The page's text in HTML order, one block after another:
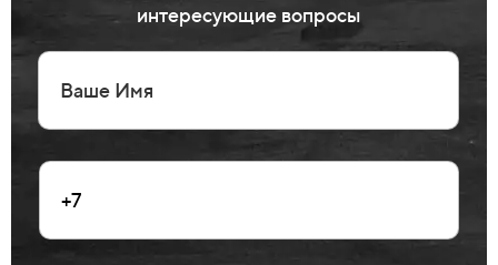
интересующие вопросы